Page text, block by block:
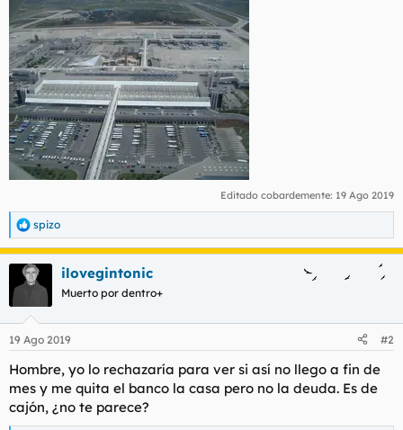
Editado cobardemente: 19 Ago 2019
R
e
a
c
e
:
spizo
ilovegintonic
Muerto por dentro+
19 Ago 2019 #2
Hombre, yo lo rechazaría para ver si así no llego a fin de
mes y me quita el banco la casa pero no la deuda. Es de
cajón, ¿no te parece?